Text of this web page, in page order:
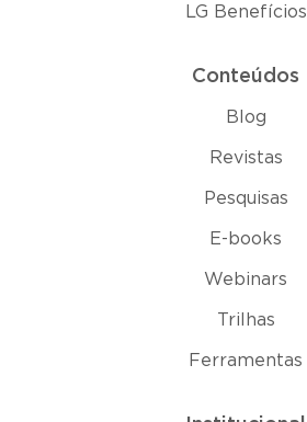
LG Benefícios
Conteúdos
Blog
Revistas
Pesquisas
E-books
Webinars
Trilhas
Ferramentas